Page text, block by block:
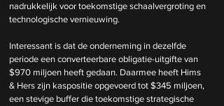
nadrukkelijk voor toekomstige schaalvergroting en
technologische vernieuwing.
Interessant is dat de onderneming in dezelfde
periode een converteerbare obligatie-uitgifte van
$970 miljoen heeft gedaan. Daarmee heeft Hims
& Hers zijn kaspositie opgevoerd tot $345 miljoen,
een stevige buffer die toekomstige strategische